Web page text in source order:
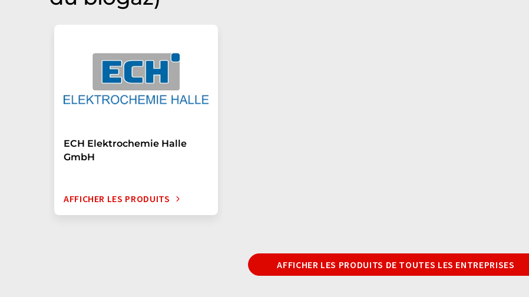
ECH Elektrochemie Halle
GmbH
AFFICHER LES PRODUITS
AFFICHER LES PRODUITS DE TOUTES LES ENTREPRISES